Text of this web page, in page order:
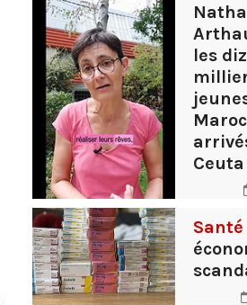
les
Ceuta
Santé